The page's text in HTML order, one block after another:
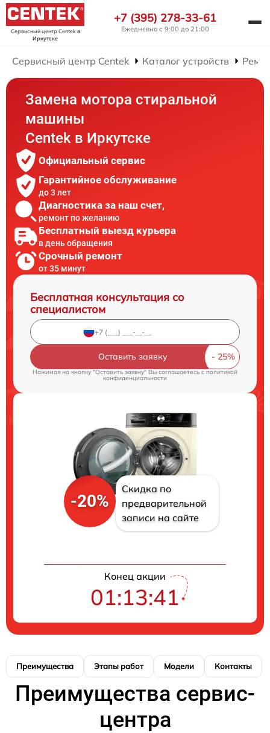
Сервисный центр Centekв
Иркутске
+7 (395) 278-33-61
Ежедневно с 9:00 до 21:00
Сервисный центр Centek Каталог устройств
Замена мотора стиральной
машины
Centek в Иркутске
Официальный сервис
Гарантийное обслуживание
до 3 лет
Диагностика за наш счет,
ремонт по желанию
Бесплатный выезд курьера
в день обращения
Срочный ремонт
от 35 минут
Бесплатная консультация со
специалистом
Оставить заявку
Нажимая на кнопку "Оставить заявку" Вы соглашаетесь c политикой
конфиденциальности
-20%
Скидка по
предварительной
записи на сайте
Конец акции
01:13:41
Преимущества Этапы работ Модели Контакты
Преимущества сервис-
центра